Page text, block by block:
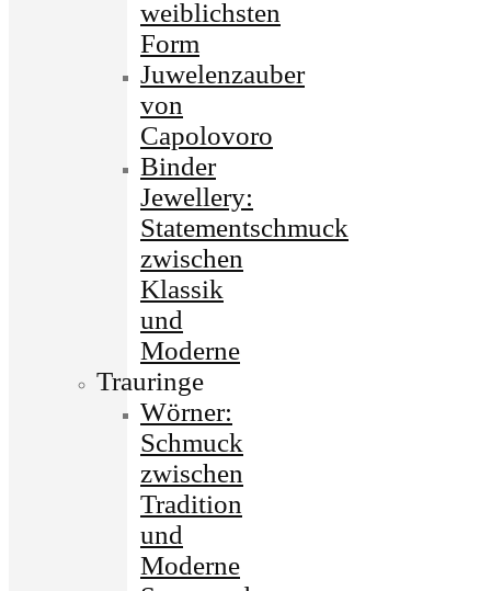
weiblichsten
Form
Juwelenzauber
von
Capolovoro
Binder
Jewellery:
Statementschmuck
zwischen
Klassik
und
Moderne
Trauringe
Wörner:
Schmuck
zwischen
Tradition
und
Moderne